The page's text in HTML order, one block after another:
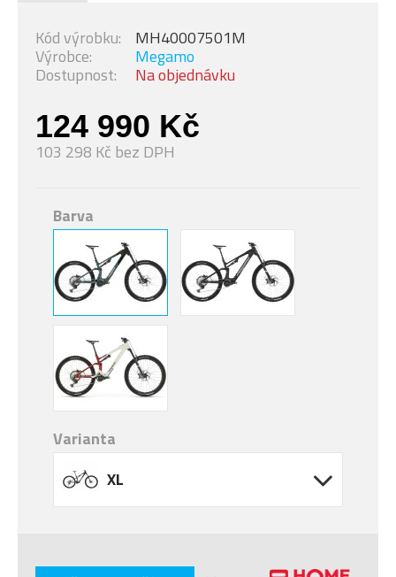
124 990 Kč
103 298 Kč bez DPH
Dostupnost: Na objednávku
Výrobce: Megamo
Kód výrobku: MH40007501M
Barva
Varianta
XL